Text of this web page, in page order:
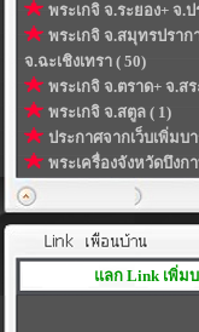
พระเกจิ จ.ระยอง+ จ.
พระเกจิ จ.สมุทรปราก
จ.ฉะเชิงเทรา ( 50)
พระเกจิ จ.ตราด+ จ.ส
พระเกจิ จ.สตูล ( 1)
ประกาศจากเว็บเพิ่มบ
พระเครื่องจังหวัดบึงก
แลก Link เพิ่ม